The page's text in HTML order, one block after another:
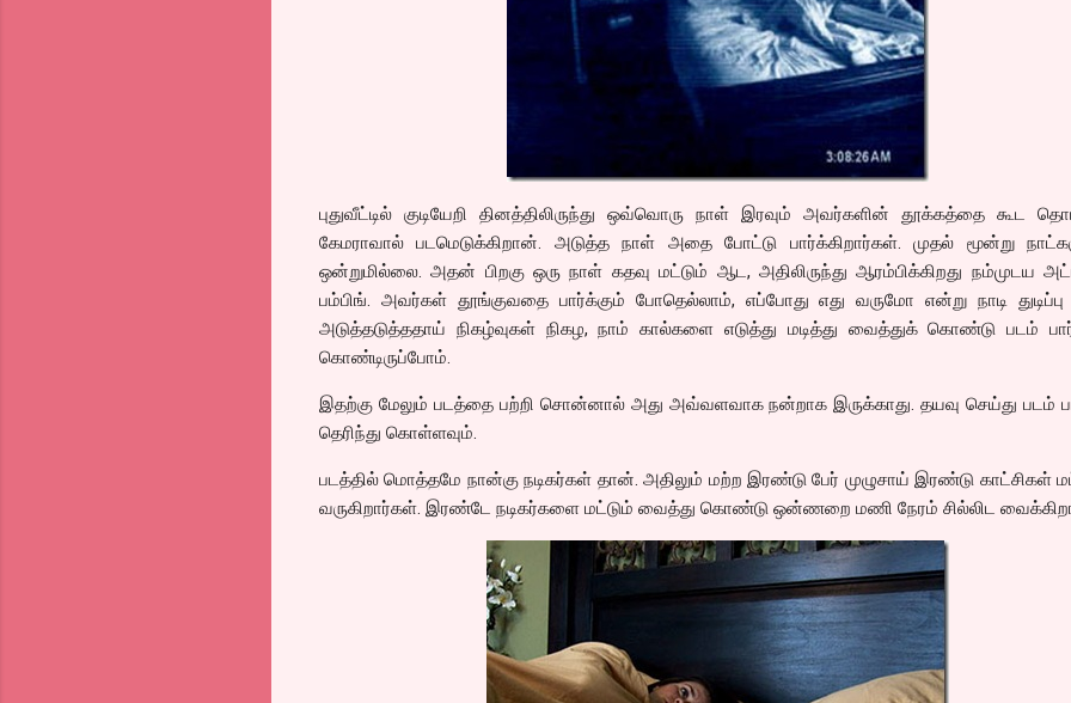
புதுவீட்டில் குடியேறி தினத்திலிருந்து ஒவ்வொரு நாள் இரவும் அவர்களின் தூக்கத்தை கூட
கேமராவால் படமெடுக்கிறான். அடுத்த நாள் அதை போட்டு பார்க்கிறார்கள். முதல் மூன்று
ஒன்றுமில்லை. அதன் பிறகு ஒரு நாள் கதவு மட்டும் ஆட, அதிலிருந்து ஆரம்பிக்கிறது நம்முடய
பம்பிங். அவர்கள் தூங்குவதை பார்க்கும் போதெல்லாம், எப்போது எது வருமோ என்று நாடி துடிப்பு
அடுத்தடுத்ததாய் நிகழ்வுகள் நிகழ, நாம் கால்களை எடுத்து மடித்து வைத்துக் கொண்டு படம்
கொண்டிருப்போம்.
இதற்கு மேலும் படத்தை பற்றி சொன்னால் அது அவ்வளவாக நன்றாக இருக்காது. தயவு செய்து படம்
தெரிந்து கொள்ளவும்.
படத்தில் மொத்தமே நான்கு நடிகர்கள் தான். அதிலும் மற்ற இரண்டு பேர் முழுசாய் இரண்டு காட்சிகள்
வருகிறார்கள். இரண்டே நடிகர்களை மட்டும் வைத்து கொண்டு ஒன்ணறை மணி நேரம் சில்லிட